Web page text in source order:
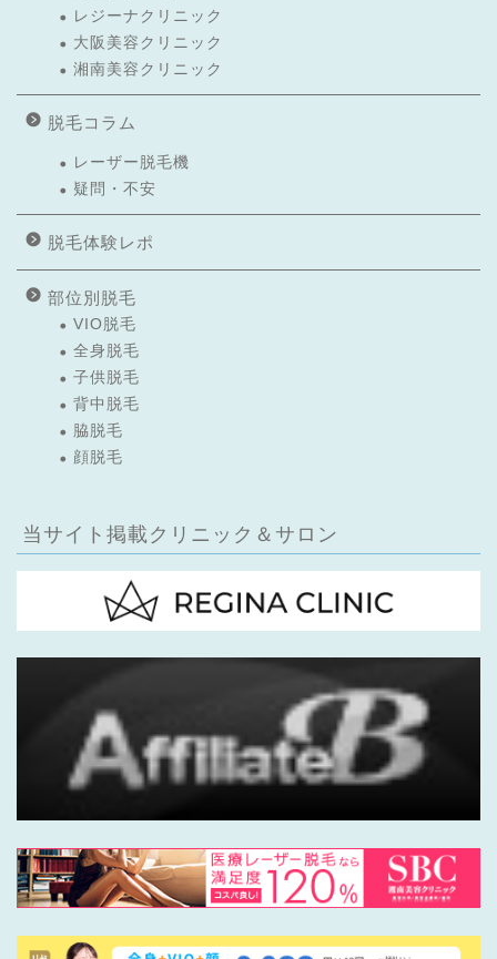
レジーナクリニック
大阪美容クリニック
湘南美容クリニック
脱毛コラム
レーザー脱毛機
疑問・不安
脱毛体験レポ
部位別脱毛
VIO脱毛
全身脱毛
子供脱毛
背中脱毛
脇脱毛
顔脱毛
当サイト掲載クリニック＆サロン